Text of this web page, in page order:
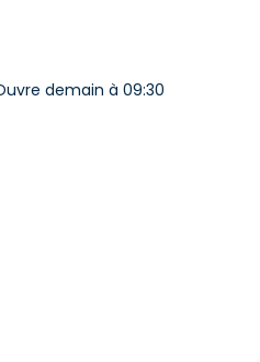
demain à 09:30